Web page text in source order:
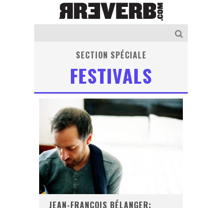
SECTION SPÉCIALE
FESTIVALS
JEAN-FRANÇOIS BÉLANGER: